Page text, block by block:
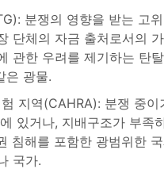
분쟁의 영향을 받는 고
단체의 자금 출처로서의
관한 우려를 제기하는 탄
은 광물.
지역(CAHRA): 분쟁 중이
있거나, 지배구조가 부족
침해를 포함한 광범위한
국가.